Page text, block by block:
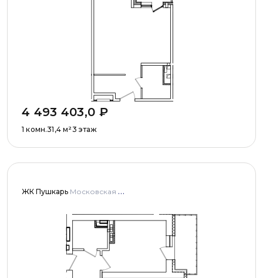
4 493 403,0 ₽
1 комн.31,4 м²3 этаж
ЖК Пушкарь Московская область, Городской округ Пушкинский, с. Тарасовка, мкр Пушкарь, дома № 1, 2, 3